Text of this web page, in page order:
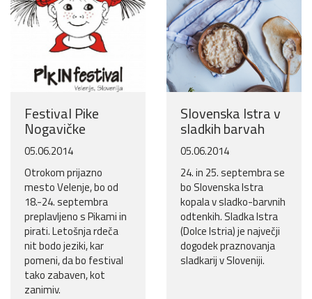
Festival Pike
Nogavičke
05.06.2014
Otrokom prijazno
mesto Velenje, bo od
18.-24. septembra
preplavljeno s Pikami in
pirati. Letošnja rdeča
nit bodo jeziki, kar
pomeni, da bo festival
tako zabaven, kot
zanimiv.
Slovenska Istra v
sladkih barvah
05.06.2014
24. in 25. septembra se
bo Slovenska Istra
kopala v sladko-barvnih
odtenkih. Sladka Istra
(Dolce Istria) je največji
dogodek praznovanja
sladkarij v Sloveniji.